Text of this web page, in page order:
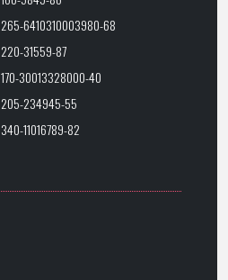
265-6410310003980-68
220-31559-87
170-30013328000-40
205-234945-55
340-11016789-82